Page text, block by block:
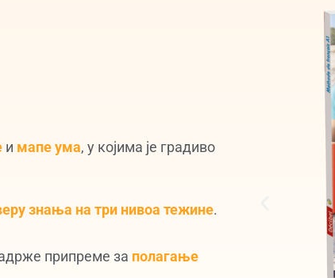
и мапе ума, у којима је градиво
знања на три нивоа тежине.
припреме за полагање